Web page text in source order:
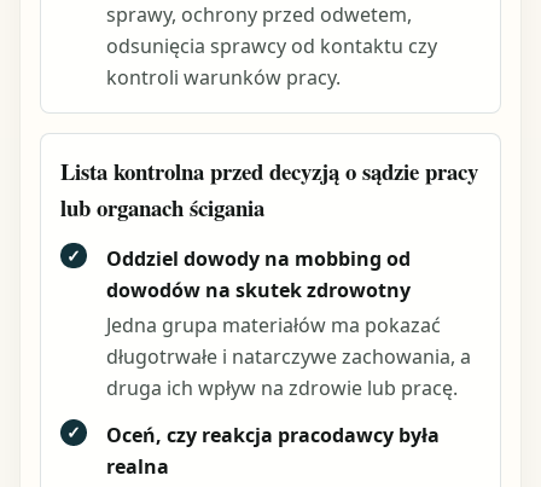
sprawy, ochrony przed odwetem,
odsunięcia sprawcy od kontaktu czy
kontroli warunków pracy.
Lista kontrolna przed decyzją o sądzie pracy
lub organach ścigania
✓
Oddziel dowody na mobbing od
dowodów na skutek zdrowotny
Jedna grupa materiałów ma pokazać
długotrwałe i natarczywe zachowania, a
druga ich wpływ na zdrowie lub pracę.
✓
Oceń, czy reakcja pracodawcy była
realna